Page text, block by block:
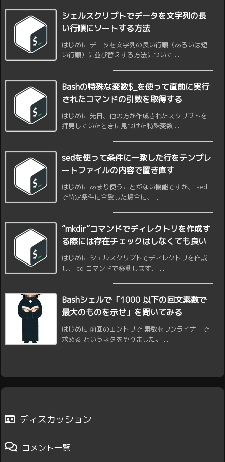
シェルスクリプトでデータを文字列の長
い行順にソートする方法
はじめに データを文字列の長い行順（あるいは短
い行順）に並び替えする方法について ...
Bashの特殊な変数$_を使って直前に実行
されたコマンドの引数を取得する
はじめに 先日、他の方が作成されたスクリプトを
拝見していたときに見つけた特殊変数 ...
sedを使って条件に一致した行をテンプレ
ートファイルの内容で置き直す
はじめに あまり使うことがない機能ですが、 sed
で特定条件に合致した場合に、 ...
“mkdir”コマンドでディレクトリを作成す
る際には存在チェックはしなくても良い
はじめに シェルスクリプトでディレクトリを作成
し、 cd コマンドで移動します、 ...
Bashシェルで「1000 以下の回文素数で
最大のものを示せ」を問いてみる
はじめに 前回のエントリで 素数をワンライナーで
求める というネタをやりました。 ...
ディスカッション
コメント一覧